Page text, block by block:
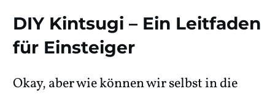
DIY Kintsugi – Ein Leitfaden
für Einsteiger
Okay, aber wie können wir selbst in die